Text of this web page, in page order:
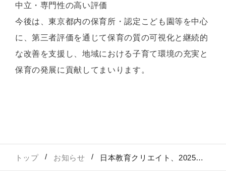
中立・専門性の高い評価
今後は、東京都内の保育所・認定こども園等を中心
に、第三者評価を通じて保育の質の可視化と継続的
な改善を支援し、地域における子育て環境の充実と
保育の発展に貢献してまいります。
トップ お知らせ 日本教育クリエイト、2025年12月12日に東京都福祉サービス第三者評価事業(保育分野)の評価機関として正式認証